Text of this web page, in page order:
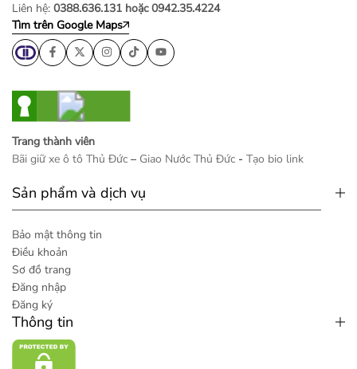
Liên hệ: 0388.636.131 hoặc 0942.35.4224
Tìm trên Google Maps
Trang thành viên
Bãi giữ xe ô tô Thủ Đức – Giao Nước Thủ Đức - Tạo bio link
Sản phẩm và dịch vụ
Bảo mật thông tin
Điều khoản
Sơ đồ trang
Đăng nhập
Đăng ký
Thông tin